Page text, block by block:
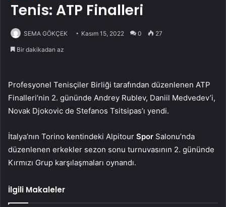
Tenis: ATP Finalleri
SEMA GÖKÇEK Kasım 15, 2022 0 27
Bir dakikadan az
Profesyonel Tenisçiler Birliği tarafından düzenlenen ATP
Finalleri’nin 2. gününde Andrey Rublev, Daniil Medvedev’i,
Novak Djokovic de Stefanos Tsitsipas’ı yendi.
İtalya’nın Torino kentindeki Alpitour Spor Salonu’nda
düzenlenen erkekler sezon sonu turnuvasının 2. gününde
Kırmızı Grup karşılaşmaları oynandı.
İlgili Makaleler